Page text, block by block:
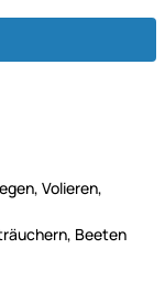
Volieren,
Beeten